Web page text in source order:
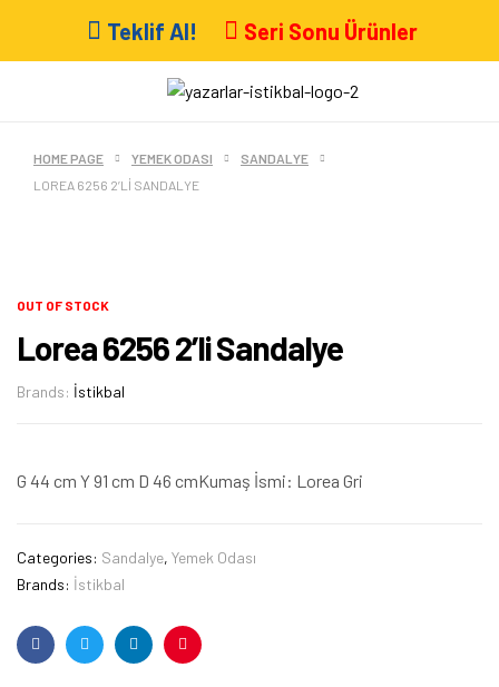
Teklif Al! Seri Sonu Ürünler
HOME PAGE YEMEK ODASI
SANDALYE
LOREA 6256 2’LI SANDALYE
OUT OF STOCK
Lorea 6256 2’li Sandalye
Brands: İstikbal
G 44 cm Y 91 cm D 46 cmKumaş İsmi: Lorea Gri
Categories: Sandalye, Yemek Odası
Brands: İstikbal
FacebookTwitterLinkedinPinterest